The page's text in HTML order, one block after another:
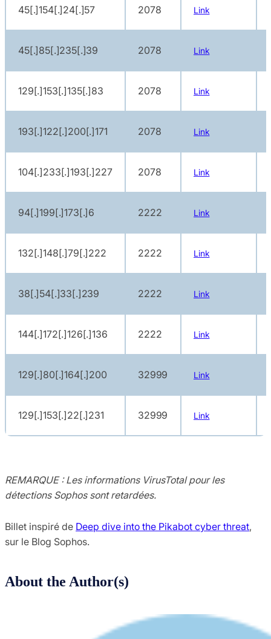
45[.]154[.]24[.]57 2078 Link
45[.]85[.]235[.]39 2078 Link
129[.]153[.]135[.]83 2078 Link
193[.]122[.]200[.]171 2078 Link
104[.]233[.]193[.]227 2078 Link
94[.]199[.]173[.]6 2222 Link
132[.]148[.]79[.]222 2222 Link
38[.]54[.]33[.]239 2222 Link
144[.]172[.]126[.]136 2222 Link
129[.]80[.]164[.]200 32999 Link
129[.]153[.]22[.]231 32999 Link
REMARQUE : Les informations VirusTotal pour les
détections Sophos sont retardées.
Billet inspiré de Deep dive into the Pikabot cyber threat,
sur le Blog Sophos.
About the Author(s)